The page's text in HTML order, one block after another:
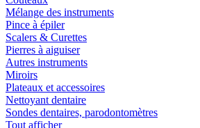
Mélange des instruments
Pince à épiler
Scalers & Curettes
Pierres à aiguiser
Autres instruments
Miroirs
Plateaux et accessoires
Nettoyant dentaire
Sondes dentaires, parodontomètres
Tout afficher